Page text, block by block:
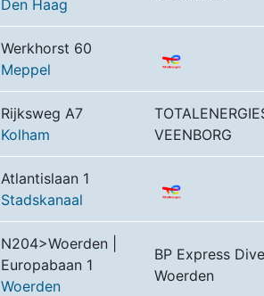
Den Haag
Werkhorst 60
Meppel
Rijksweg A7
Kolham
VEENBORG
Atlantislaan 1
Stadskanaal
N204>Woerden |
Europabaan 1
Woerden
BP Express
Woerden